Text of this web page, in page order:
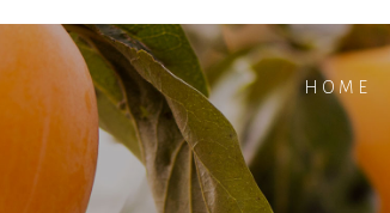
HOME